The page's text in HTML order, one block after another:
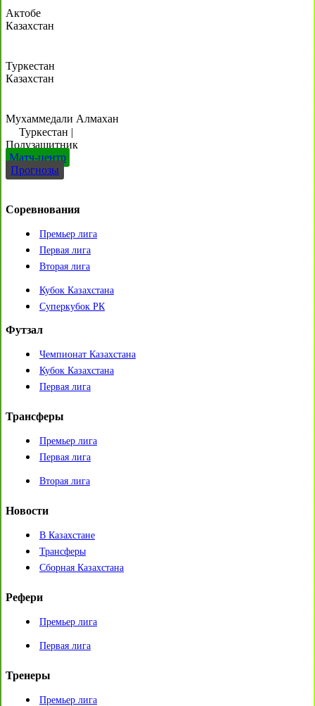
Актобе
Казахстан
Туркестан
Казахстан
Мухаммедали Алмахан
Туркестан |
Полузащитник
Матч-центр
Прогнозы
Соревнования
Премьер лига
Первая лига
Вторая лига
Кубок Казахстана
Суперкубок РК
Футзал
Чемпионат Казахстана
Кубок Казахстана
Первая лига
Трансферы
Премьер лига
Первая лига
Вторая лига
Новости
В Казахстане
Трансферы
Сборная Казахстана
Рефери
Премьер лига
Первая лига
Тренеры
Премьер лига